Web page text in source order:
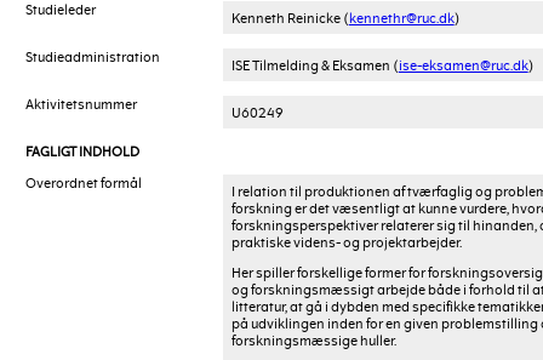
Studieleder Kenneth Reinicke (kennethr@ruc.dk)
Studieadministration ISE Tilmelding & Eksamen (ise-eksamen@ruc.dk)
Aktivitetsnummer U60249
FAGLIGT INDHOLD
Overordnet formål
I relation til produktionen af tværfaglig og
forskning er det væsentligt at kunne vurdere,
forskningsperspektiver relaterer sig til hinanden,
praktiske videns- og projektarbejder.
Her spiller forskellige former for
og forskningsmæssigt arbejde både i forhold til
litteratur, at gå i dybden med specifikke
på udviklingen inden for en given problemstilling
forskningsmæssige huller.